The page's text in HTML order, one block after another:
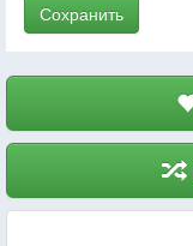
Сохранить